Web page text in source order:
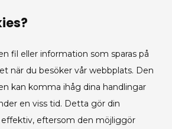
fil eller information som sparas på
när du besöker vår webbplats. Den
kan komma ihåg dina handlingar
en viss tid. Detta gör din
eftersom den möjliggör